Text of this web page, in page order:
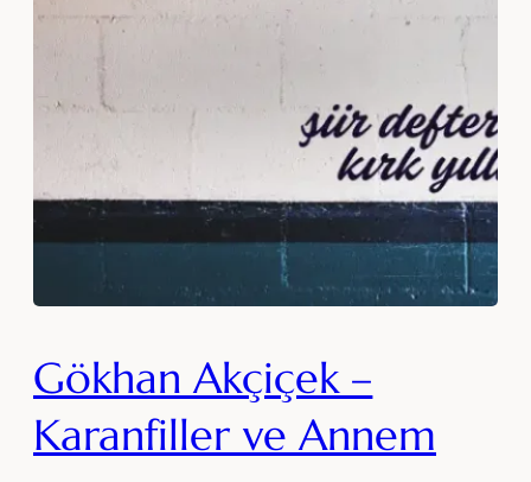
Gökhan Akçiçek –
Karanfiller ve Annem